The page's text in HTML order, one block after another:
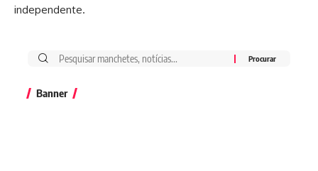
independente.
Banner